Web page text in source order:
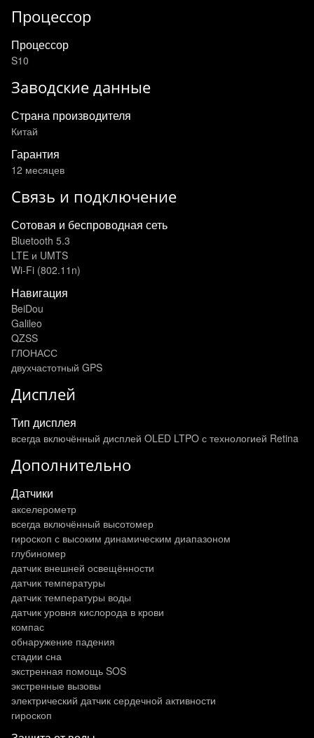
Процессор
Процессор
S10
Заводские данные
Страна производителя
Китай
Гарантия
12 месяцев
Связь и подключение
Сотовая и беспроводная сеть
Bluetooth 5.3
LTE и UMTS
Wi-Fi (802.11n)
Навигация
BeiDou
Galileo
QZSS
ГЛОНАСС
двухчастотный GPS
Дисплей
Тип дисплея
всегда включённый дисплей OLED LTPO с технологией Retina
Дополнительно
Датчики
акселерометр
всегда включённый высотомер
гироскоп с высоким динамическим диапазоном
глубиномер
датчик внешней освещённости
датчик температуры
датчик температуры воды
датчик уровня кислорода в крови
компас
обнаружение падения
стадии сна
экстренная помощь SOS
экстренные вызовы
электрический датчик сердечной активности
гироскоп